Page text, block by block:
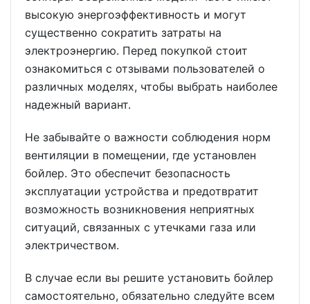
высокую энергоэффективность и могут
существенно сократить затраты на
электроэнергию. Перед покупкой стоит
ознакомиться с отзывами пользователей о
различных моделях, чтобы выбрать наиболее
надежный вариант.
Не забывайте о важности соблюдения норм
вентиляции в помещении, где установлен
бойлер. Это обеспечит безопасность
эксплуатации устройства и предотвратит
возможность возникновения неприятных
ситуаций, связанных с утечками газа или
электричеством.
В случае если вы решите установить бойлер
самостоятельно, обязательно следуйте всем